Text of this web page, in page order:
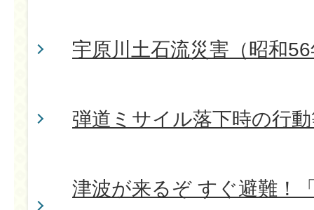
宇原川土石流災害（昭和
弾道ミサイル落下時の行
津波が来るぞ すぐ避難！